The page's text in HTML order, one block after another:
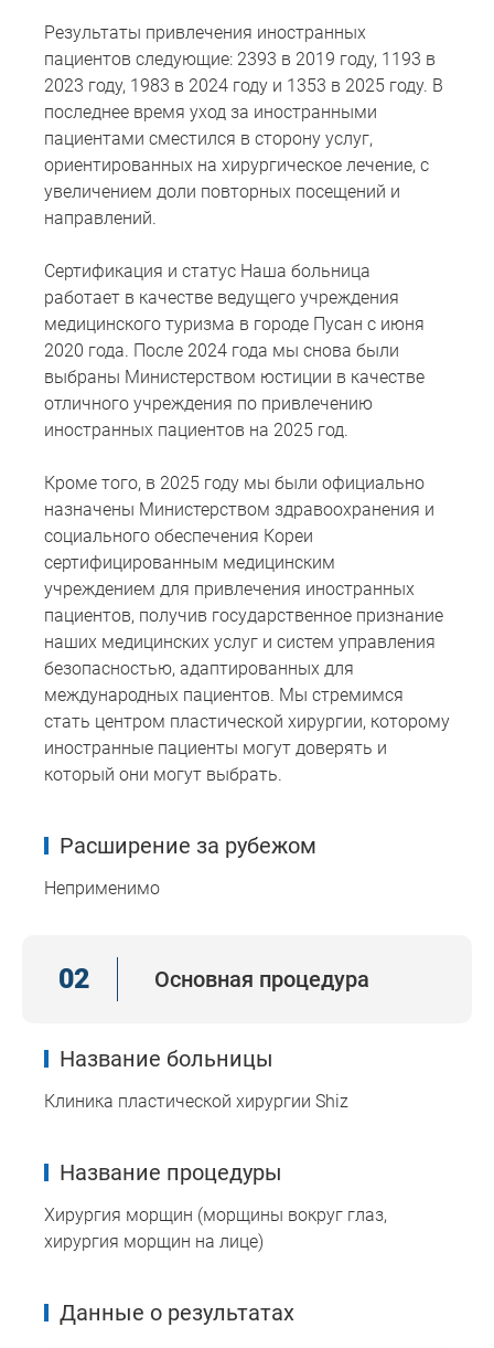
Результаты привлечения иностранных
пациентов следующие: 2393 в 2019 году, 1193 в
2023 году, 1983 в 2024 году и 1353 в 2025 году. В
последнее время уход за иностранными
пациентами сместился в сторону услуг,
ориентированных на хирургическое лечение, с
увеличением доли повторных посещений и
направлений.
Сертификация и статус Наша больница
работает в качестве ведущего учреждения
медицинского туризма в городе Пусан с июня
2020 года. После 2024 года мы снова были
выбраны Министерством юстиции в качестве
отличного учреждения по привлечению
иностранных пациентов на 2025 год.
Кроме того, в 2025 году мы были официально
назначены Министерством здравоохранения и
социального обеспечения Кореи
сертифицированным медицинским
учреждением для привлечения иностранных
пациентов, получив государственное признание
наших медицинских услуг и систем управления
безопасностью, адаптированных для
международных пациентов. Мы стремимся
стать центром пластической хирургии, которому
иностранные пациенты могут доверять и
который они могут выбрать.
Расширение за рубежом
Неприменимо
02 Основная процедура
Название больницы
Клиника пластической хирургии Shiz
Название процедуры
Хирургия морщин (морщины вокруг глаз,
хирургия морщин на лице)
Данные о результатах